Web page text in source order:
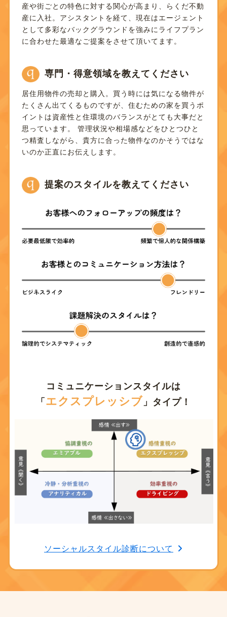
産や街ごとの特色に対する関心が高まり、らくだ不動
産に入社。アシスタントを経て、現在はエージェント
として多彩なバックグラウンドを強みにライフプラン
に合わせた最適なご提案をさせて頂いてます。
専門・得意領域を教えてください
居住用物件の売却と購入。買う時には気になる物件が
たくさん出てくるものですが、住むための家を買うポ
イントは資産性と住環境のバランスがとても大事だと
思っています。 管理状況や相場感などをひとつひと
つ精査しながら、貴方に合った物件なのかそうではな
いのか正直にお伝えします。
提案のスタイルを教えてください
コミュニケーションスタイルは
「 エクスプレッシブ 」タイプ！
ソーシャルスタイル診断について